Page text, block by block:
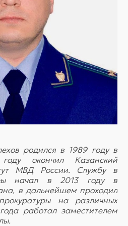
родился в 1989 году в
окончил Казанский
МВД России. Службу в
начал в 2013 году в
в дальнейшем проходил
на различных
работал заместителем